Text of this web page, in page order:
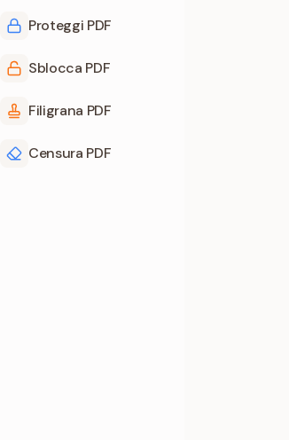
Proteggi PDF
Sblocca PDF
Filigrana PDF
Censura PDF